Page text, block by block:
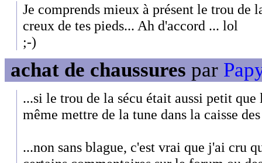
Je comprends mieux à présent le trou de
creux de tes pieds... Ah d'accord ... lol
;-)
achat de chaussures par
...si le trou de la sécu était aussi petit
même mettre de la tune dans la caisse
...non sans blague, c'est vrai que j'ai cru